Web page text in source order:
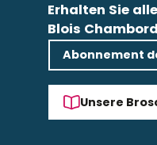
Erhalten Sie
Blois Chambord
Abonnement
Unsere